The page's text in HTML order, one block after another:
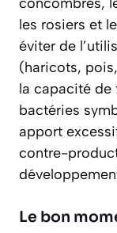
les rosiers et
éviter de
(haricots,
la capacité de
bactéries
apport
contre-
Le bon